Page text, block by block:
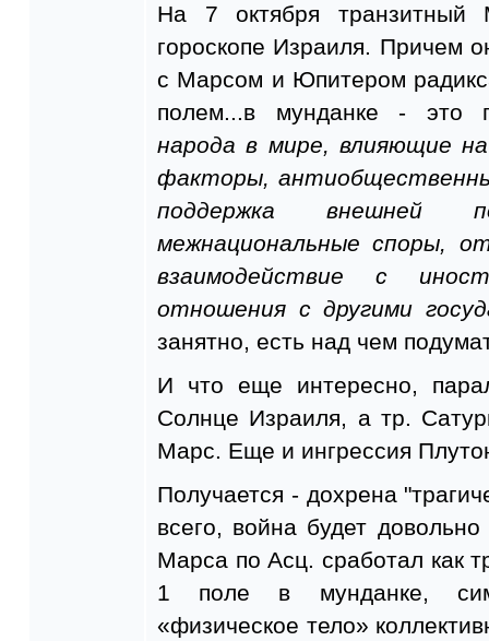
На 7 октября
гороскопе Израиля. Причем
с Марсом и Юпитером
полем...в мунданке - это
народа в мире, влияющие
факторы,
поддержка внешней
межнациональные споры,
взаимодействие с
отношения с другими
занятно, есть над чем
И что еще интересно,
Солнце Израиля, а тр.
Марс. Еще и ингрессия
Получается - дохрена
всего, война будет
Марса по Асц. сработал как
1 поле в мунданке,
«физическое тело»